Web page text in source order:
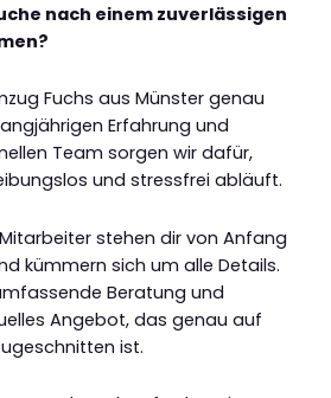
nach einem zuverlässigen
Fuchs aus Münster genau
Erfahrung und
Team sorgen wir dafür,
und stressfrei abläuft.
stehen dir von Anfang
kümmern sich um alle Details.
Beratung und
Angebot, das genau auf
ist.